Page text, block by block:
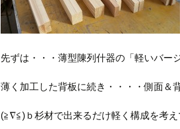
先ずは・・・薄型陳列什器の「軽いバー
薄く加工した背板に続き・・・・側面＆
(≧∇≦)ｂ杉材で出来るだけ軽く構成を考え